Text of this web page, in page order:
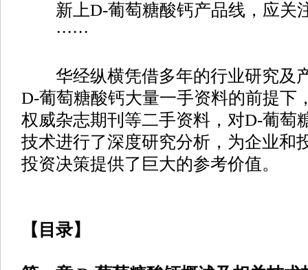
新上D-葡萄糖酸钙产品线，应关
······
华经纵横凭借多年的行业研究及
D-葡萄糖酸钙大量一手资料的前提下
权威杂志期刊等二手资料，对D-葡萄
技术进行了深度研究分析，为企业和
投资决策提供了巨大的参考价值。
【目录】